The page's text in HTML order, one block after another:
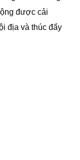
được cải
địa và thúc đẩy